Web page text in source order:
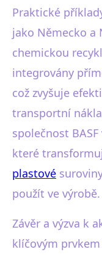
Praktické
jako Německo a
chemickou
integrovány
což zvyšuje
transportní
společnost
které
plastové
použít ve výrobě.
Závěr a výzva k
klíčovým